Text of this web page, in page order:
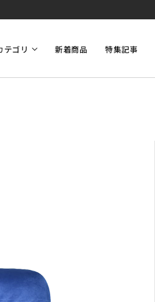
テゴリ 新着商品 特集記事